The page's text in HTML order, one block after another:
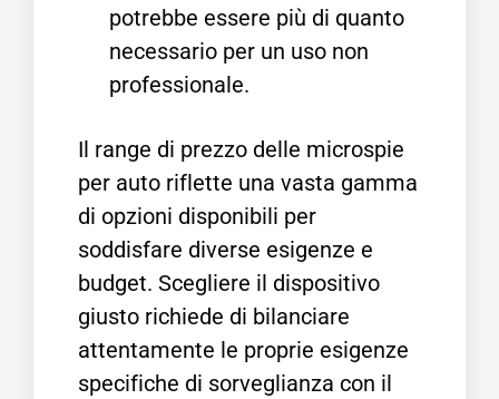
potrebbe essere più di quanto
necessario per un uso non
professionale.
Il range di prezzo delle microspie
per auto riflette una vasta gamma
di opzioni disponibili per
soddisfare diverse esigenze e
budget. Scegliere il dispositivo
giusto richiede di bilanciare
attentamente le proprie esigenze
specifiche di sorveglianza con il